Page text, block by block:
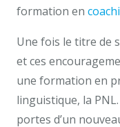
formation en
Une fois le titre de
et ces
une formation en
linguistique, la
portes d’un